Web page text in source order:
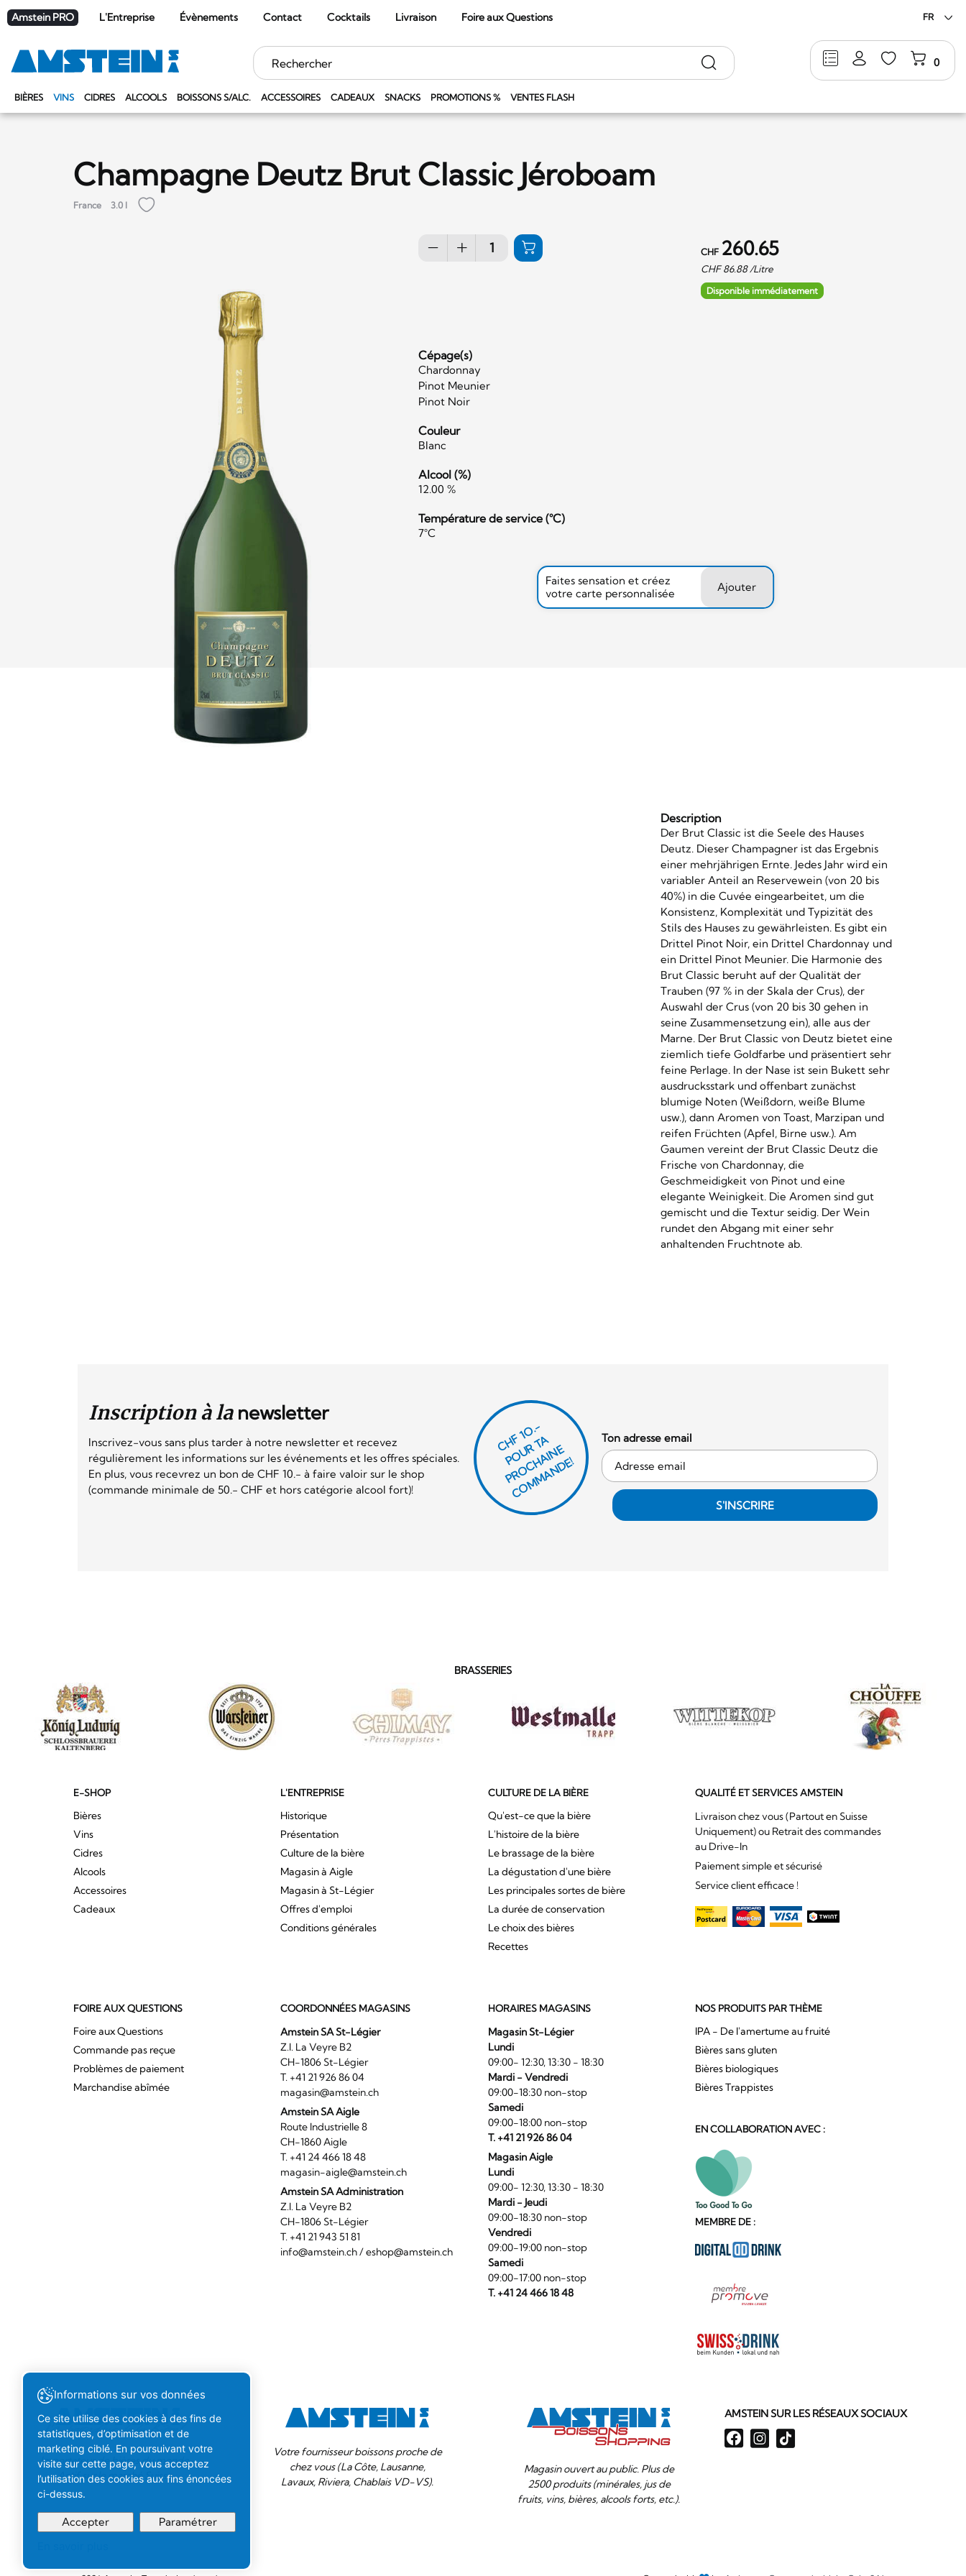
Amstein PRO L'Entreprise Évènements Contact Cocktails Livraison Foire aux Questions FR
BIÈRES VINS CIDRES ALCOOLS BOISSONS S/ALC. ACCESSOIRES CADEAUX SNACKS PROMOTIONS % VENTES FLASH
0
Mots
clés
Rechercher
Champagne Deutz Brut Classic Jéroboam
France 3.0 l
CHF 260.65
CHF86.88/Litre
Disponible immédiatement
Cépage(s)
Chardonnay
Pinot Meunier
Pinot Noir
Couleur
Blanc
Alcool (%)
12.00 %
Température de service (°C)
7°C
Faites sensation et créez
votre carte personnalisée
Ajouter
Description
Der Brut Classic ist die Seele des Hauses
Deutz. Dieser Champagner ist das Ergebnis
einer mehrjährigen Ernte. Jedes Jahr wird ein
variabler Anteil an Reservewein (von 20 bis
40%) in die Cuvée eingearbeitet, um die
Konsistenz, Komplexität und Typizität des
Stils des Hauses zu gewährleisten. Es gibt ein
Drittel Pinot Noir, ein Drittel Chardonnay und
ein Drittel Pinot Meunier. Die Harmonie des
Brut Classic beruht auf der Qualität der
Trauben (97 % in der Skala der Crus), der
Auswahl der Crus (von 20 bis 30 gehen in
seine Zusammensetzung ein), alle aus der
Marne. Der Brut Classic von Deutz bietet eine
ziemlich tiefe Goldfarbe und präsentiert sehr
feine Perlage. In der Nase ist sein Bukett sehr
ausdrucksstark und offenbart zunächst
blumige Noten (Weißdorn, weiße Blume
usw.), dann Aromen von Toast, Marzipan und
reifen Früchten (Apfel, Birne usw.). Am
Gaumen vereint der Brut Classic Deutz die
Frische von Chardonnay, die
Geschmeidigkeit von Pinot und eine
elegante Weinigkeit. Die Aromen sind gut
gemischt und die Textur seidig. Der Wein
rundet den Abgang mit einer sehr
anhaltenden Fruchtnote ab.
Inscription à lanewsletter
Inscrivez-vous sans plus tarder à notre newsletter et recevez
régulièrement les informations sur les événements et les offres spéciales.
En plus, vous recevrez un bon de CHF 10.- à faire valoir sur le shop
(commande minimale de 50.- CHF et hors catégorie alcool fort)!
CHF 1O.-
P
O
U
R
T
A
P
R
O
C
H
AI
N
E
C
O
M
M
A
N
D
E!
Ton adresse email
S'INSCRIRE
BRASSERIES
E-SHOP
Bières
Vins
Cidres
Alcools
Accessoires
Cadeaux
L'ENTREPRISE
Historique
Présentation
Culture de la bière
Magasin à Aigle
Magasin à St-Légier
Offres d'emploi
Conditions générales
CULTURE DE LA BIÈRE
Qu'est-ce que la bière
L'histoire de la bière
Le brassage de la bière
La dégustation d'une bière
Les principales sortes de bière
La durée de conservation
Le choix des bières
Recettes
QUALITÉ ET SERVICES AMSTEIN
Livraison chez vous (Partout en Suisse
Uniquement) ou Retrait des commandes
au Drive-In
Paiement simple et sécurisé
Service client efficace !
FOIRE AUX QUESTIONS
Foire aux Questions
Commande pas reçue
Problèmes de paiement
Marchandise abîmée
COORDONNÉES MAGASINS
Amstein SA St-Légier
Z.I. La Veyre B2
CH-1806 St-Légier
T. +41 21 926 86 04
magasin@amstein.ch
Amstein SA Aigle
Route Industrielle 8
CH-1860 Aigle
T. +41 24 466 18 48
magasin-aigle@amstein.ch
Amstein SA Administration
Z.I. La Veyre B2
CH-1806 St-Légier
T. +41 21 943 51 81
info@amstein.ch/eshop@amstein.ch
HORAIRES MAGASINS
Magasin St-Légier
Lundi
09:00- 12:30, 13:30 - 18:30
Mardi - Vendredi
09:00-18:30 non-stop
Samedi
09:00-18:00 non-stop
T. +41 21 926 86 04
Magasin Aigle
Lundi
09:00- 12:30, 13:30 - 18:30
Mardi - Jeudi
09:00-18:30 non-stop
Vendredi
09:00-19:00 non-stop
Samedi
09:00-17:00 non-stop
T. +41 24 466 18 48
NOS PRODUITS PAR THÈME
IPA - De l'amertume au fruité
Bières sans gluten
Bières biologiques
Bières Trappistes
EN COLLABORATION AVEC :
MEMBRE DE :
Importateur de bières du monde.
Actif sur le marché Suisse.
Votre fournisseur boissons proche de
chez vous (La Côte, Lausanne,
Lavaux, Riviera, Chablais VD-VS).
Magasin ouvert au public. Plus de
2500 produits (minérales, jus de
fruits, vins, bières, alcools forts, etc.).
AMSTEIN SUR LES RÉSEAUX SOCIAUX
Informations sur vos données
Ce site utilise des cookies à des fins de
statistiques, d’optimisation et de
marketing ciblé. En poursuivant votre
visite sur cette page, vous acceptez
l’utilisation des cookies aux fins énoncées
ci-dessus.
Accepter Paramétrer